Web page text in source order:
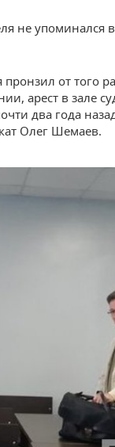
не упоминался
от того
арест в зале
два года
Олег Шемаев.